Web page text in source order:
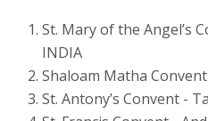
St. Mary of the Angel’s
INDIA
Shaloam Matha
St. Antony’s Convent -